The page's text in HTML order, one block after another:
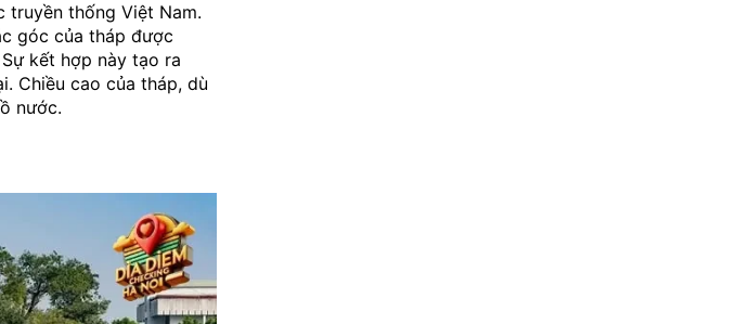
truyền thống Việt Nam.
góc của tháp được
kết hợp này tạo ra
Chiều cao của tháp, dù
nước.